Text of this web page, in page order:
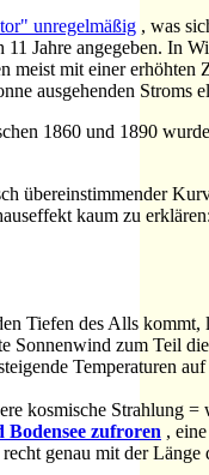
unregelmäßig , was
Jahre angegeben. In
meist mit einer erhöhten
ausgehenden Stroms
1860 und 1890
übereinstimmender
kaum zu
Tiefen des Alls
Sonnenwind zum Teil
Temperaturen auf
kosmische Strahlung
Bodensee zufroren ,
genau mit der Länge